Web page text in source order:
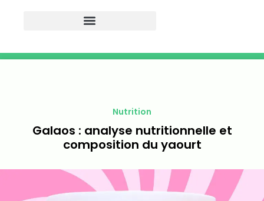
Nutrition
Galaos : analyse nutritionnelle et
composition du yaourt